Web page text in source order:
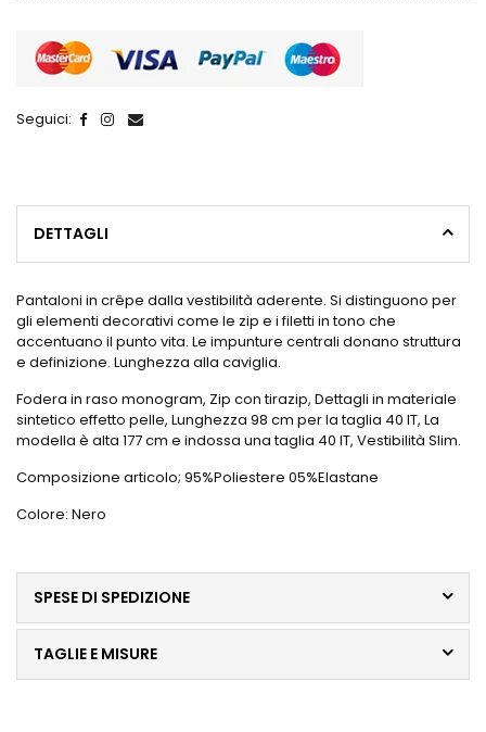
Seguici:
DETTAGLI
Pantaloni in crêpe dalla vestibilità aderente. Si distinguono per
gli elementi decorativi come le zip e i filetti in tono che
accentuano il punto vita. Le impunture centrali donano struttura
e definizione. Lunghezza alla caviglia.
Fodera in raso monogram, Zip con tirazip, Dettagli in materiale
sintetico effetto pelle, Lunghezza 98 cm per la taglia 40 IT, La
modella è alta 177 cm e indossa una taglia 40 IT, Vestibilità Slim.
Composizione articolo; 95%Poliestere 05%Elastane
Colore: Nero
SPESE DI SPEDIZIONE
TAGLIE E MISURE